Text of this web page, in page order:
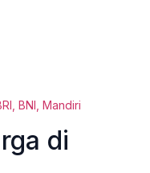
BNI, Mandiri
di